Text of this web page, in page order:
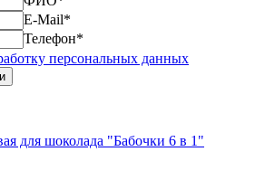
E-Mail*
Телефон*
персональных данных
для шоколада "Бабочки 6 в 1"